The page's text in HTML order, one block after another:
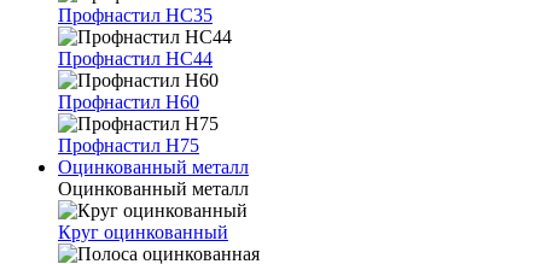
Профнастил НС35
Профнастил НС44
Профнастил Н60
Профнастил Н75
Оцинкованный металл
Оцинкованный металл
Круг оцинкованный